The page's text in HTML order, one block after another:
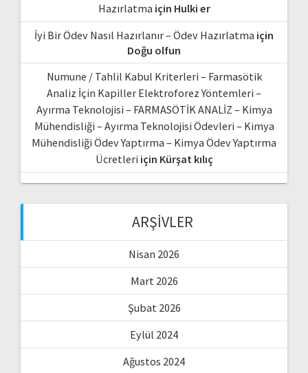
Hazırlatma için Hulki er
İyi Bir Ödev Nasıl Hazırlanır – Ödev Hazırlatma için
Doğu olfun
Numune / Tahlil Kabul Kriterleri – Farmasötik
Analiz İçin Kapiller Elektroforez Yöntemleri –
Ayırma Teknolojisi – FARMASÖTİK ANALİZ – Kimya
Mühendisliği – Ayırma Teknolojisi Ödevleri – Kimya
Mühendisliği Ödev Yaptırma – Kimya Ödev Yaptırma
Ücretleri için Kürşat kılıç
ARŞIVLER
Nisan 2026
Mart 2026
Şubat 2026
Eylül 2024
Ağustos 2024